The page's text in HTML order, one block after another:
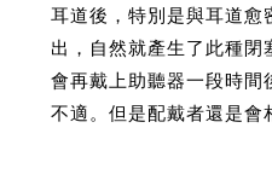
耳道後，特別是與耳道愈
出，自然就產生了此種閉
會再戴上助聽器一段時間
不適。但是配戴者還是會